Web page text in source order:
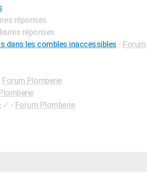
réponses
réponses
dans les combles inaccessibles -
Forum Plomberie
✓ - Forum Plomberie